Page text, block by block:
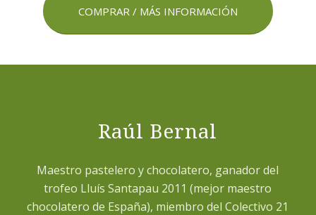
COMPRAR / MÁS INFORMACIÓN
Raúl Bernal
Maestro pastelero y chocolatero, ganador del
trofeo Lluís Santapau 2011 (mejor maestro
chocolatero de España), miembro del Colectivo 21